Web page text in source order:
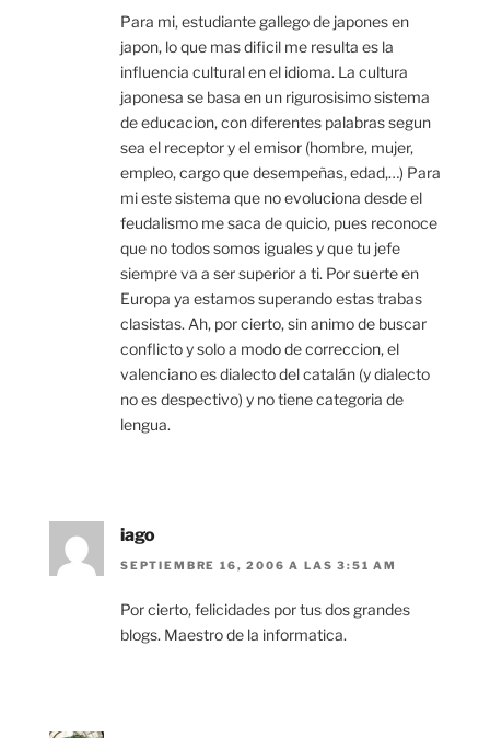
Para mi, estudiante gallego de japones en
japon, lo que mas dificil me resulta es la
influencia cultural en el idioma. La cultura
japonesa se basa en un rigurosisimo sistema
de educacion, con diferentes palabras segun
sea el receptor y el emisor (hombre, mujer,
empleo, cargo que desempeñas, edad,…) Para
mi este sistema que no evoluciona desde el
feudalismo me saca de quicio, pues reconoce
que no todos somos iguales y que tu jefe
siempre va a ser superior a ti. Por suerte en
Europa ya estamos superando estas trabas
clasistas. Ah, por cierto, sin animo de buscar
conflicto y solo a modo de correccion, el
valenciano es dialecto del catalán (y dialecto
no es despectivo) y no tiene categoria de
lengua.
iago
SEPTIEMBRE 16, 2006 A LAS 3:51 AM
Por cierto, felicidades por tus dos grandes
blogs. Maestro de la informatica.